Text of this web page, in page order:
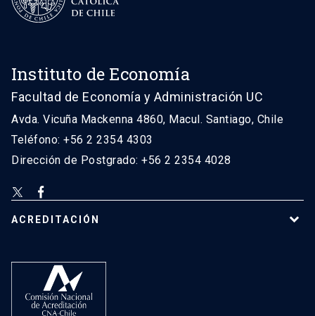
Instituto de Economía
Facultad de Economía y Administración UC
Avda. Vicuña Mackenna 4860, Macul. Santiago, Chile
Teléfono: +56 2 2354 4303
Dirección de Postgrado: +56 2 2354 4028
ACREDITACIÓN